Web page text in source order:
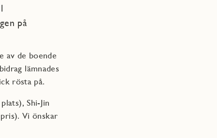
på
av de boende
lämnades
rösta på.
Shi-Jin
Vi önskar